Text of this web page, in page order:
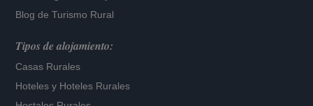
Blog de Turismo Rural
Tipos de alojamiento:
Casas Rurales
Hoteles y Hoteles Rurales